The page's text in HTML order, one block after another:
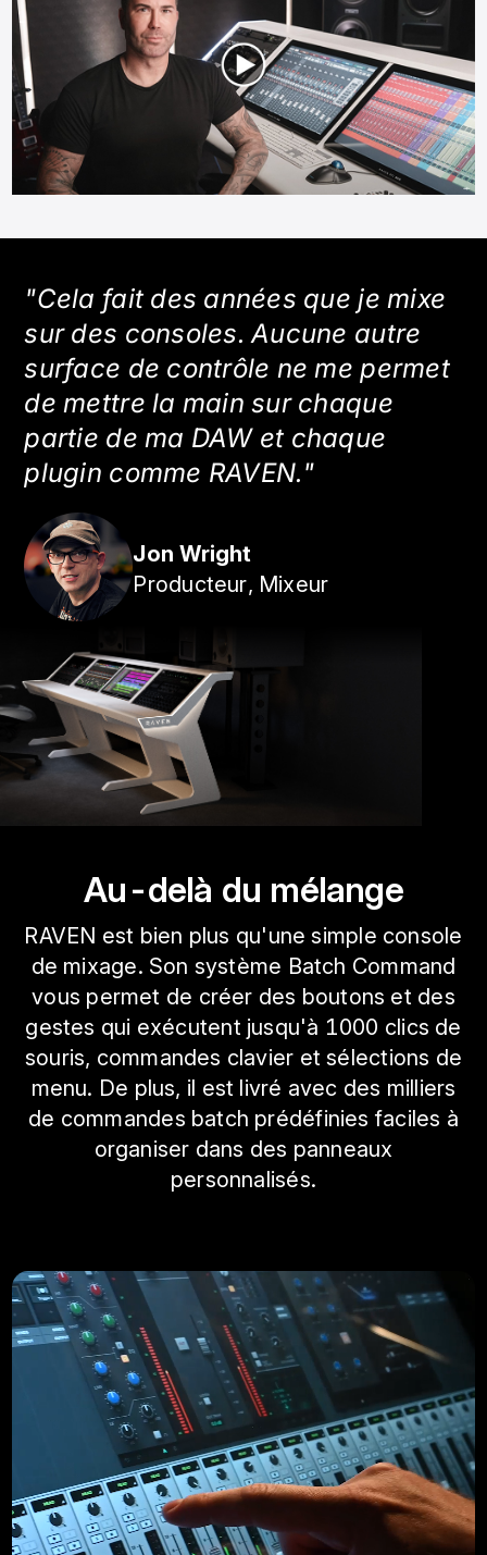
"Cela fait des années que je mixe
sur des consoles. Aucune autre
surface de contrôle ne me permet
de mettre la main sur chaque
partie de ma DAW et chaque
plugin comme RAVEN."
Jon Wright
Producteur, Mixeur
Au-delà du mélange
RAVEN est bien plus qu'une simple console
de mixage. Son système Batch Command
vous permet de créer des boutons et des
gestes qui exécutent jusqu'à 1000 clics de
souris, commandes clavier et sélections de
menu. De plus, il est livré avec des milliers
de commandes batch prédéfinies faciles à
organiser dans des panneaux
personnalisés.